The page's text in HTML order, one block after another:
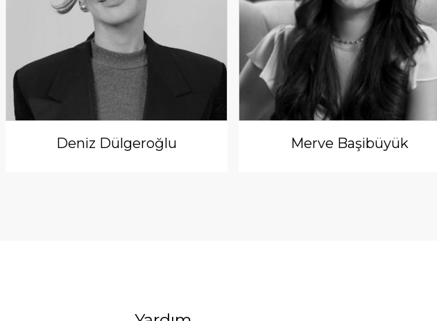
Deniz Dülgeroğlu Merve Başibüyük